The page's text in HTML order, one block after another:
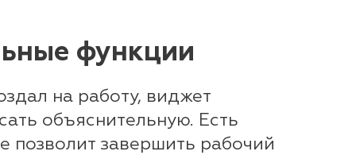
функции
на работу, виджет
объяснительную. Есть
позволит завершить рабочий